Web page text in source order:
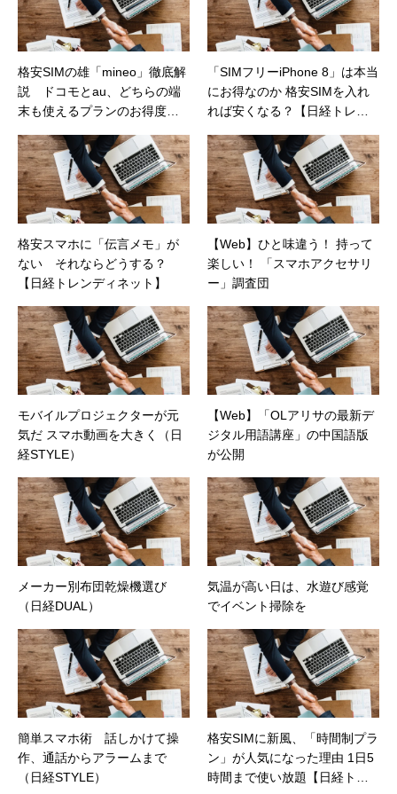
格安SIMの雄「mineo」徹底解
説 ドコモとau、どちらの端
末も使えるプランのお得度
「SIMフリーiPhone 8」は本当
にお得なのか 格安SIMを入れ
れば安くなる？【日経トレン
格安スマホに「伝言メモ」が
ない それならどうする？
【日経トレンディネット】
【Web】ひと味違う！ 持って
楽しい！ 「スマホアクセサリ
ー」調査団
モバイルプロジェクターが元
気だ スマホ動画を大きく（日
経STYLE）
【Web】「OLアリサの最新デ
ジタル用語講座」の中国語版
が公開
メーカー別布団乾燥機選び
（日経DUAL）
気温が高い日は、水遊び感覚
でイベント掃除を
簡単スマホ術 話しかけて操
作、通話からアラームまで
（日経STYLE）
格安SIMに新風、「時間制プラ
ン」が人気になった理由 1日5
時間まで使い放題【日経トレ